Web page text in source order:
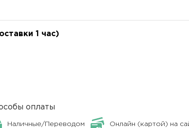
1 час)
оплаты
Наличные/Переводом Онлайн (картой) на